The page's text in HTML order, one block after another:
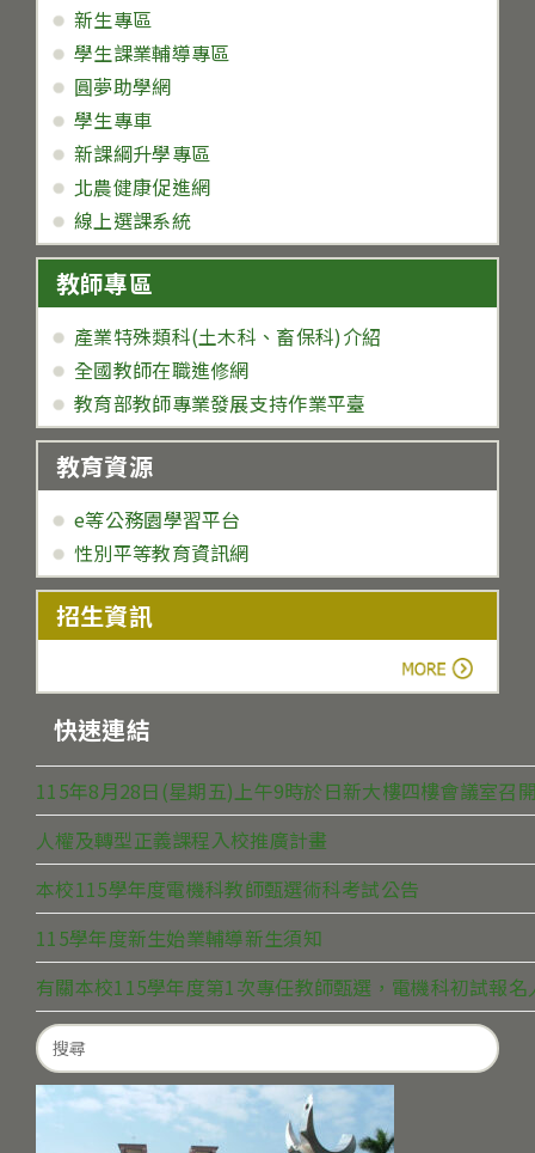
新生專區
學生課業輔導專區
圓夢助學網
學生專車
新課綱升學專區
北農健康促進網
線上選課系統
教師專區
產業特殊類科(土木科、畜保科)介紹
全國教師在職進修網
教育部教師專業發展支持作業平臺
教育資源
e等公務園學習平台
性別平等教育資訊網
招生資訊
快速連結
115年8月28日(星期五)上午9時於日新大樓四樓會議室
人權及轉型正義課程入校推廣計畫
本校115學年度電機科教師甄選術科考試公告
115學年度新生始業輔導新生須知
有關本校115學年度第1次專任教師甄選，電機科初試報
Search
for: